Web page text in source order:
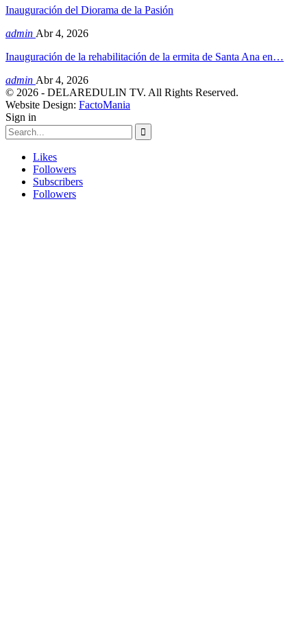
Inauguración del Diorama de la Pasión
admin Abr 4, 2026
Inauguración de la rehabilitación de la ermita de Santa Ana en…
admin Abr 4, 2026
© 2026 - DELAREDULIN TV. All Rights Reserved.
Website Design: FactoMania
Sign in
Likes
Followers
Subscribers
Followers